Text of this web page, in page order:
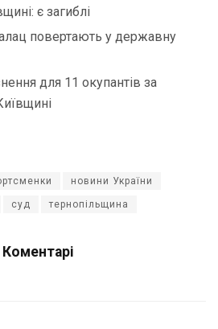
є загиблі
повертають у державну
для 11 окупантів за
новини України
суд тернопільщина
Коментарі